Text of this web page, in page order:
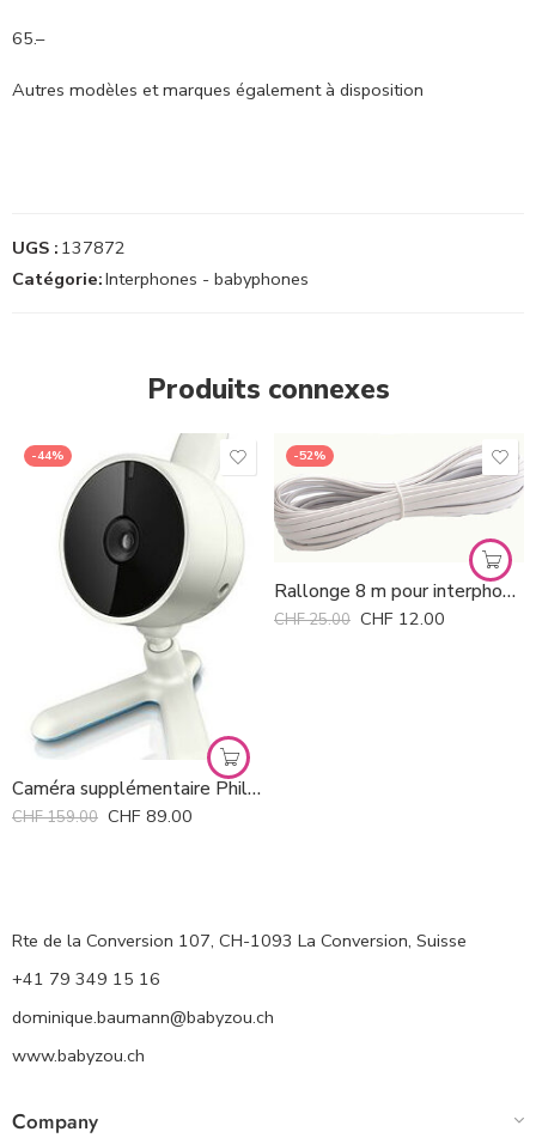
65.–
Autres modèles et marques également à disposition
UGS : 137872
Catégorie:Interphones - babyphones
Produits connexes
-44%
Caméra supplémentaire Philips Avent
CHF159.00 CHF 89.00
-52%
Rallonge 8 m pour interphones Bluetooth Bébétel *
CHF25.00 CHF 12.00
Rte de la Conversion 107, CH-1093 La Conversion, Suisse
+41 79 349 15 16
dominique.baumann@babyzou.ch
www.babyzou.ch
Company